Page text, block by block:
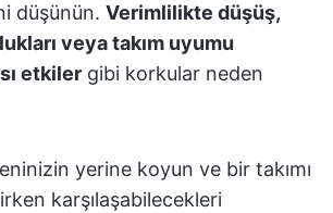
düşünün. Verimlilikte düşüş,
veya takım uyumu
etkiler gibi korkular neden
yerine koyun ve bir takımı
karşılaşabilecekleri